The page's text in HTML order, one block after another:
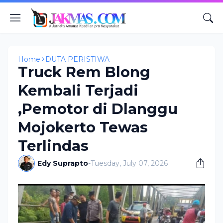
Home DUTA PERISTIWA
Truck Rem Blong
Kembali Terjadi
,Pemotor di Dlanggu
Mojokerto Tewas
Terlindas
Edy Suprapto-Tuesday, July 07, 2026